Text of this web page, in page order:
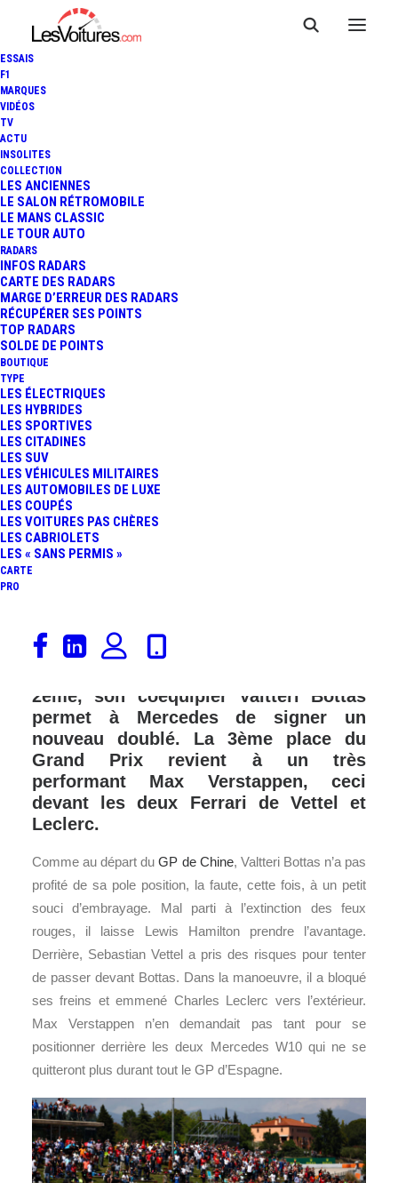
ESSAIS
F1
MARQUES
VIDÉOS
TV
ACTU
INSOLITES
COLLECTION
LES ANCIENNES
LE SALON RÉTROMOBILE
LE MANS CLASSIC
LE TOUR AUTO
RADARS
INFOS RADARS
CARTE DES RADARS
MARGE D’ERREUR DES RADARS
RÉCUPÉRER SES POINTS
TOP RADARS
SOLDE DE POINTS
BOUTIQUE
TYPE
LES ÉLECTRIQUES
LES HYBRIDES
LES SPORTIVES
LES CITADINES
LES SUV
LES VÉHICULES MILITAIRES
LES AUTOMOBILES DE LUXE
LES COUPÉS
LES VOITURES PAS CHÈRES
LES CABRIOLETS
LES « SANS PERMIS »
CARTE
PRO
HAMILTON VAINQUEUR
DEVANT BOTTAS
4 Minutes
Lewis Hamilton remporte le GP
d’Espagne, 76ème victoire en F1 pour
2ème, son coéquipier Valtteri Bottas
permet à Mercedes de signer un
nouveau doublé. La 3ème place du
Grand Prix revient à un très
performant Max Verstappen, ceci
devant les deux Ferrari de Vettel et
Leclerc.
Comme au départ duGP de Chine, Valtteri Bottas n’a pas
profité de sa pole position, la faute, cette fois, à un petit
souci d’embrayage. Mal parti à l’extinction des feux
rouges, il laisse Lewis Hamilton prendre l’avantage.
Derrière, Sebastian Vettel a pris des risques pour tenter
de passer devant Bottas. Dans la manoeuvre, il a bloqué
ses freins et emmené Charles Leclerc vers l’extérieur.
Max Verstappen n’en demandait pas tant pour se
positionner derrière les deux Mercedes W10 qui ne se
quitteront plus durant tout le GP d’Espagne.